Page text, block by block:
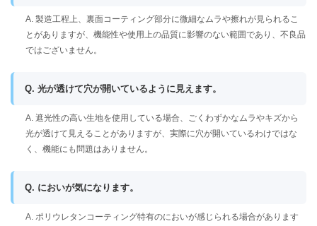
A. 製造工程上、裏面コーティング部分に微細なムラや擦れが見られるこ
とがありますが、機能性や使用上の品質に影響のない範囲であり、不良品
ではございません。
Q. 光が透けて穴が開いているように見えます。
A. 遮光性の高い生地を使用している場合、ごくわずかなムラやキズから
光が透けて見えることがありますが、実際に穴が開いているわけではな
く、機能にも問題はありません。
Q. においが気になります。
A. ポリウレタンコーティング特有のにおいが感じられる場合があります